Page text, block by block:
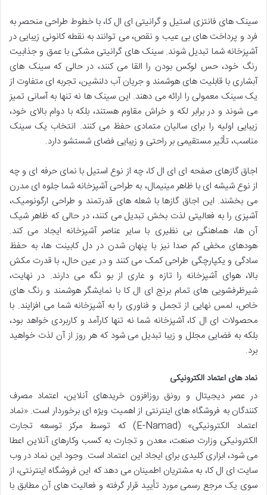
سینک های فانتزی استیل و گرانیتی ای ال کا، با خطوط طراحی منحصر به
فرد و پرداخت های بی عیب و نقص، می توانند به نقطه کانونی زیبایی در
آشپزخانه شما تبدیل شوند. سینک های گرانیتی مشکی با عمق و جذابیت
رنگ خود، حس لوکس بودن را القا می کنند، در حالی که سینک های
آبشاری با قابلیت های هوشمند و جریان آب دلنشین، تجربه ای متفاوت از
یک سینک معمولی را ارائه می دهند. این سینک ها نه تنها به آسانی تمیز
می شوند و در برابر لکه و خراش مقاوم هستند، بلکه با دوام بالای خود،
زیبایی اولیه را برای سالیان متمادی حفظ می کنند. انتخاب یک سینک
مناسب، تأثیر مستقیمی بر راحتی و زیبایی فضای شستشو دارد.
اجاق گازهای صفحه ای ای ال کا، چه از نوع استیل با نمای حرفه ای و چه
از نوع شیشه ای با ظاهر مینیمال، به طراحی آشپزخانه شما جلوه ای مدرن
می بخشند. این اجاق گازها با شعله های قدرتمند و طراحی ارگونومیک،
آشپزی را به فعالیتی لذت بخش تبدیل می کنند، در حالی که ظاهر شیک
آن ها، هماهنگی بی نظیری با سایر عناصر آشپزخانه ایجاد می کند.
هودهای مخفی کم صدا نیز با پنهان شدن در دل کابینت ها، به حفظ
سادگی و یکپارچگی طراحی کمک می کنند و در عین حال، با قدرت مکش
بالا، هوای آشپزخانه را تازه و عاری از بو نگه می دارند. در نهایت،
شیرظرفشویی های تمام برنج ای ال کا با نمایشگر هوشمند و رنگ های
خاص، لمس نهایی از تجمل و فناوری را به آشپزخانه شما می افزایند. با
محصولات ای ال کا، آشپزخانه شما نه تنها کارآمد و کاربردی خواهد بود،
بلکه به فضایی مجلل و زیبا تبدیل می شود که هر روز از آن لذت خواهید
برد.
نماد های اعتماد الکترونیکی
در عصر دیجیتال و رونق روزافزون خریدهای آنلاین، اعتماد مصرف
کنندگان به فروشگاه های اینترنتی از اهمیت ویژه ای برخوردار است. «نماد
اعتماد الکترونیکی» (E-Namad) که توسط مرکز توسعه تجارت
الکترونیکی وزارت صنعت، معدن و تجارت به کسب وکارهای آنلاین اعطا
می شود، ابزاری کلیدی برای ایجاد این اعتماد است. وجود این نماد در وب
سایت ای ال کا، به مشتریان اطمینان می دهد که این فروشگاه اینترنتی، از
سوی یک مرجع رسمی مورد تأیید قرار گرفته و فعالیت های آن مطابق با